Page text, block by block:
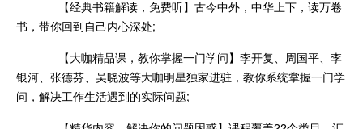
【经典书籍解读，免费听】古今中外，中华上下，读万卷
书，带你回到自己内心深处;
【大咖精品课，教你掌握一门学问】李开复、周国平、李
银河、张德芬、吴晓波等大咖明星独家进驻，教你系统掌握一门学
问，解决工作生活遇到的实际问题;